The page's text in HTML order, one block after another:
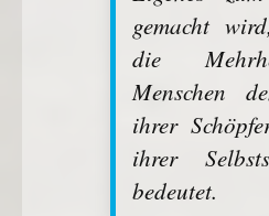
gemacht
die
Menschen
ihrer
ihrer
bedeutet.